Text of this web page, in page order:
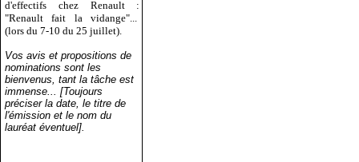
d'effectifs chez Renault :
"Renault fait la vidange"...
(lors du 7-10 du 25 juillet).
Vos avis et propositions de
nominations sont les
bienvenus, tant la tâche est
immense... [Toujours
préciser la date, le titre de
l'émission et le nom du
lauréat éventuel].